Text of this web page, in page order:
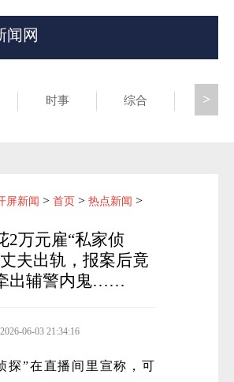
闻网
时事 综合 昆滇
>
屏新闻 > 首页 > 热点新闻 >
2万元雇“私家侦
夫出轨，报案后竟
出辅警内鬼……
2026-06-03 21:34:16
探”在直播间里宣称，可